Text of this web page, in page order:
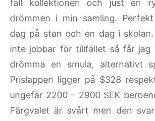
fall kollektionen och just en
drömmen i min samling.
dag på stan och en dag i
inte jobbar för tillfället så får jag
drömma en smula, alternativt
Prislappen ligger på $328
ungefär 2200 – 2900 SEK
Färgvalet är svårt men den